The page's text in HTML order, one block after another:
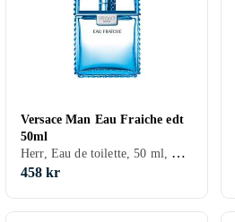
Versace Man Eau Fraiche edt
50ml
Herr, Eau de toilette, 50 ml, Versace Man, Mysk, Cederträ, Neroli, Citron/Citrus, Rosenträ, Tobak, Bergamott, Kardemumma, Salvia, Trä, Dragon, Peppar, Saffran, Olivträ, Ambra
458 kr